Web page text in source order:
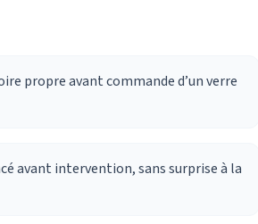
propre avant commande d’un verre
avant intervention, sans surprise à la